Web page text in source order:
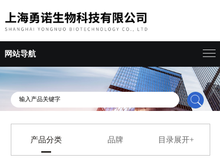
网站导航
产品分类 品牌 目录展开+